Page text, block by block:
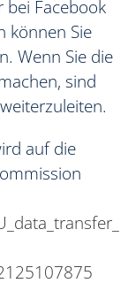
bei Facebook
können Sie
Wenn Sie die
sind
auf die